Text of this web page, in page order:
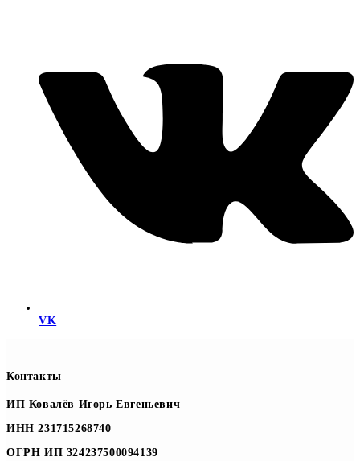
VK
Контакты
ИП Ковалёв Игорь Евгеньевич
ИНН 231715268740
ОГРН ИП 324237500094139